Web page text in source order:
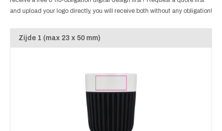
and upload your logo directly, you will receive both without any obligation!
Zijde 1 (max 23 x 50 mm)